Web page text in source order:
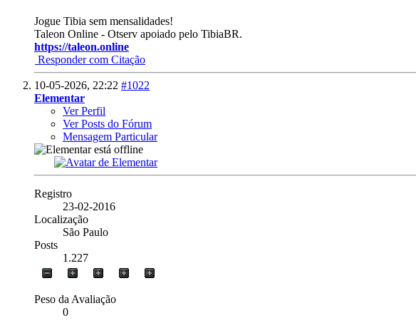
Jogue Tibia sem mensalidades!
Taleon Online - Otserv apoiado pelo TibiaBR.
https://taleon.online
Responder com Citação
10-05-2026, 22:22 #1022
Elementar
Ver Perfil
Ver Posts do Fórum
Mensagem Particular
Registro
23-02-2016
Localização
São Paulo
Posts
1.227
Peso da Avaliação
0